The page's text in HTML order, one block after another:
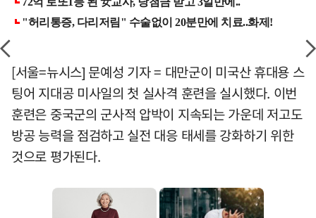
[서울=뉴시스] 문예성 기자 = 대만군이 미국산 휴대용 스
팅어 지대공 미사일의 첫 실사격 훈련을 실시했다. 이번
훈련은 중국군의 군사적 압박이 지속되는 가운데 저고도
방공 능력을 점검하고 실전 대응 태세를 강화하기 위한
것으로 평가된다.